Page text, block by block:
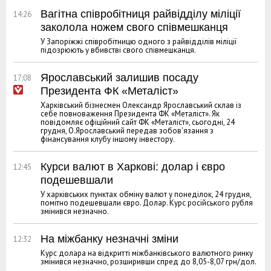
14:26
Вагітна співробітниця райвідділу міліції
заколола ножем свого співмешканця
У Запоріжжі співробітницю одного з райвідділів міліції
підозрюють у вбивстві свого співмешканця.
17:08
Ярославський залишив посаду
Президента ФК «Металіст»
Харківський бізнесмен Олександр Ярославський склав із
себе повноваження Президента ФК «Металіст». Як
повідомляє офіційний сайт ФК «Металіст», сьогодні, 24
грудня, О.Ярославський передав зобов'язання з
фінансування клубу іншому інвестору.
12:45
Курси валют в Харкові: долар і євро
подешевшали
У харківських пунктах обміну валют у понеділок, 24 грудня,
помітно подешевшали євро. Долар. Курс російського рубля
змінився незначно.
12:32 На міжбанку незначні зміни
Курс долара на відкритті міжбанківського валютного ринку
змінився незначно, розширивши спред до 8,05-8,07 грн/дол.